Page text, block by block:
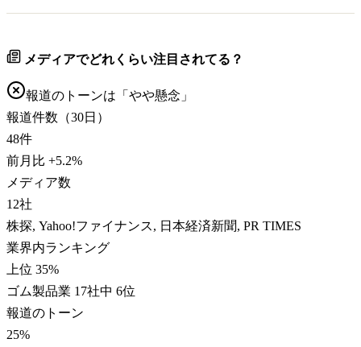
メディアでどれくらい注目されてる？
報道のトーンは「 やや懸念 」
報道件数（30日）
48件
前月比 +5.2%
メディア数
12社
株探, Yahoo!ファイナンス, 日本経済新聞, PR TIMES
業界内ランキング
上位 35%
ゴム製品業 17社中 6位
報道のトーン
25%